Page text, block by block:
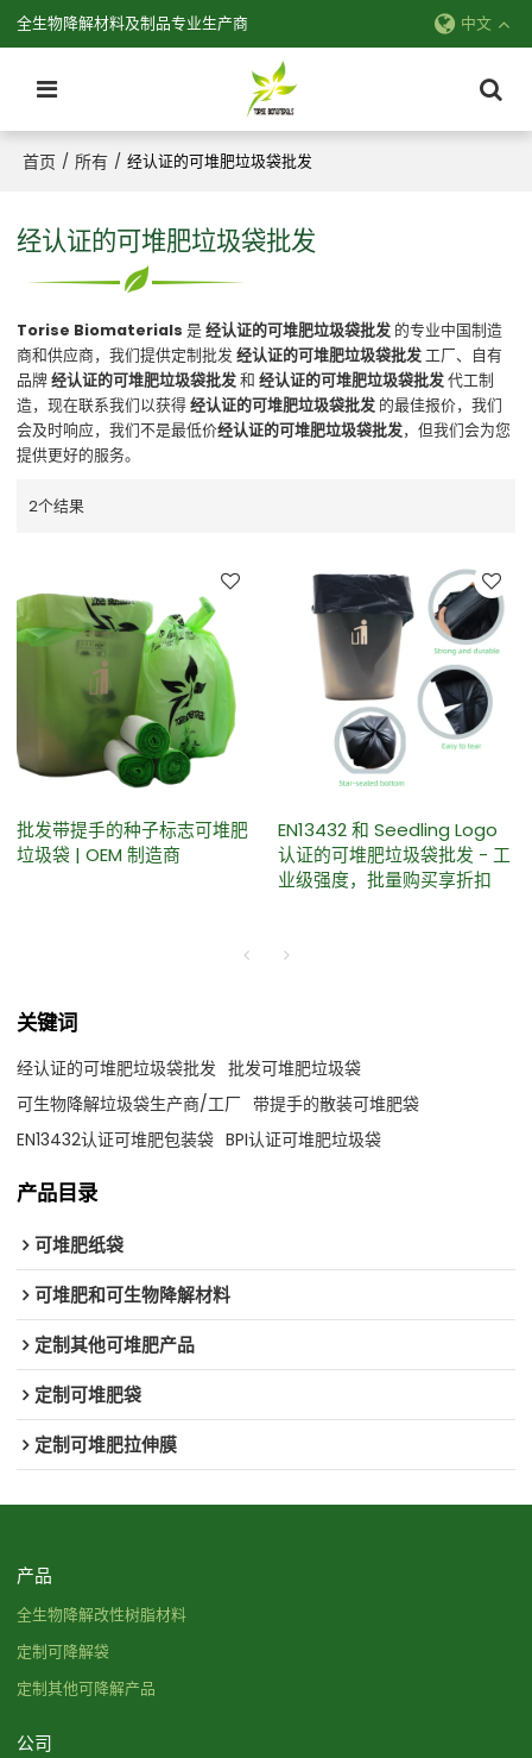
全生物降解材料及制品专业生产商 中文
首页 / 所有 / 经认证的可堆肥垃圾袋批发
经认证的可堆肥垃圾袋批发
Torise Biomaterials 是经认证的可堆肥垃圾袋批发 的专业中国制造
商和供应商，我们提供定制批发经认证的可堆肥垃圾袋批发工厂、自有
品牌经认证的可堆肥垃圾袋批发和经认证的可堆肥垃圾袋批发代工制
造，现在联系我们以获得经认证的可堆肥垃圾袋批发 的最佳报价，我们
会及时响应，我们不是最低价经认证的可堆肥垃圾袋批发，但我们会为您
提供更好的服务。
2个结果
批发带提手的种子标志可堆肥
垃圾袋 | OEM 制造商
EN13432 和 Seedling Logo
认证的可堆肥垃圾袋批发 - 工
业级强度，批量购买享折扣
关键词
经认证的可堆肥垃圾袋批发 批发可堆肥垃圾袋
可生物降解垃圾袋生产商/工厂 带提手的散装可堆肥袋
EN13432认证可堆肥包装袋 BPI认证可堆肥垃圾袋
产品目录
可堆肥纸袋
可堆肥和可生物降解材料
定制其他可堆肥产品
定制可堆肥袋
定制可堆肥拉伸膜
产品
全生物降解改性树脂材料
定制可降解袋
定制其他可降解产品
公司